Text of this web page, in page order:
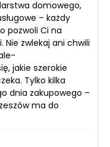
domowego,
– każdy
pozwoli Ci na
zwlekaj ani chwili
jakie szerokie
Tylko kilka
dnia zakupowego –
ma do